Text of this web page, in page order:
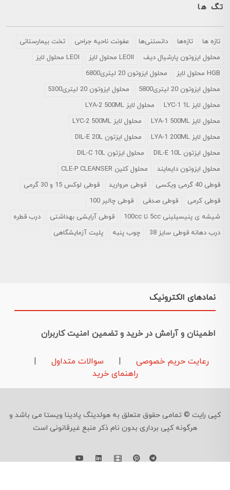
تگ ها
تازه ها تازه‌ها دانستنی‌ها عفونت ناحیه جراحی
تخت بیمارستانی
محلول ايزوتون پارشيال ديف
LEOII محلول لایز
LEOI محلول لایز
HGB محلول لایز
محلول ایزوتون 20 لیتری6800
محلول ایزوتون 20 لیتری5800
محلول ایزوتون 20 لیتری5300
محلول لایز LYC-1 1L
محلول لایز LYA-2 500ML
محلول لایز LYA-1 500ML
محلول لایز LYC-2 500ML
محلول لایز LYA-1 200ML
محلول ایزتون DIL-E 20L
محلول ایزتون DIL-E 10L
محلول ایزتون DIL-C 10L
محلول ایزوتون دایمایند
محلول کلین CLE-P CLEANSER
قوطی 40 گرمی ویکسی
قوطی مروارید
قوطی لوکس 15 و 30 گرمی
قوطی کرمی
قوطی صدفی
قوطی چالیر 100
شیشه ی پنیسیلینی 5cc تا 100cc
قوطی آرایشی بهداشتی
درب قطره
درب دهانه قوطی سایز 38
چوب پنبه پلیت آزمایشگاهی
نمادهای الکترونیک
اطمینان و آرامش در خرید و تضمین امنیت کاربران
رعایت حریم خصوصی سوالات متداول
راهنمای خرید
کپی رایت © تمامی حقوق متعلق به هولدینگ پادینا ویستا می باشد و
هرگونه کپی برداری بدون نام ذکر منبع غیرقانونی است